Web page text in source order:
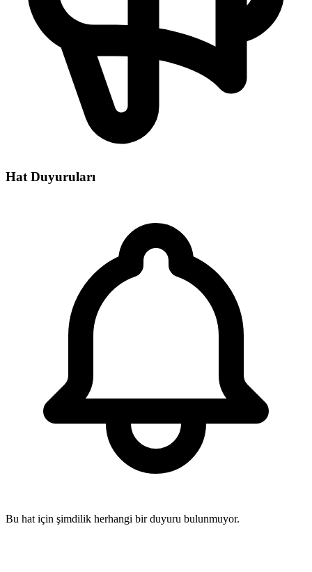
Hat Duyuruları
Bu hat için şimdilik herhangi bir duyuru bulunmuyor.